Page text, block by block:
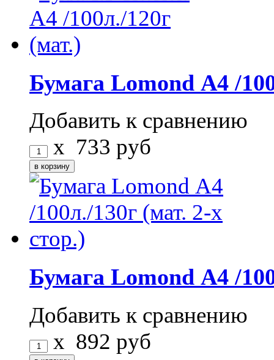
Бумага Lomond А4 /
Добавить к сравнению
x 733 руб
Бумага Lomond А4 /
Добавить к сравнению
x 892 руб